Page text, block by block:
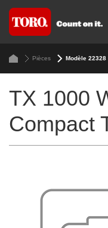
Pièces Modèle 22328
TX 1000
Compact